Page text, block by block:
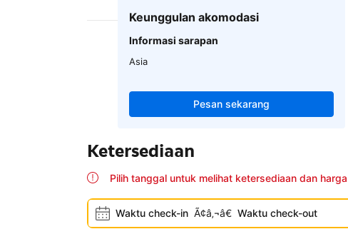
Keunggulan akomodasi
Informasi sarapan
Asia
Pesan sekarang
Ketersediaan
Pilih tanggal untuk melihat ketersediaan dan
Waktu check-in Ã¢â‚¬â€ Waktu check-out